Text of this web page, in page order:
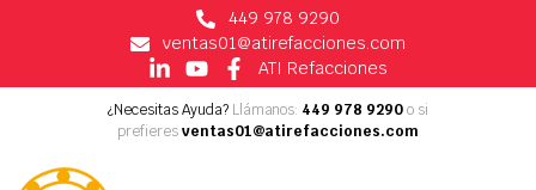
449 978 9290
ventas01@atirefacciones.com
ATI Refacciones
¿Necesitas Ayuda? Llámanos: 449 978 9290o si
prefieres ventas01@atirefacciones.com